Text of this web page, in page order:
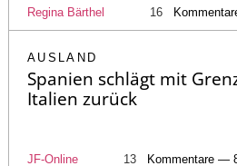
Regina Bärthel 16
AUSLAND
Spanien schlägt mit
Italien zurück
JF-Online 13 Kommentare —